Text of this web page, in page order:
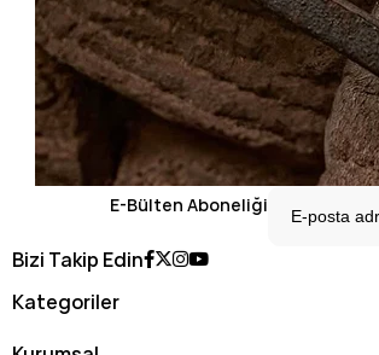
E-Bülten Aboneliği
Bizi Takip Edin
Kategoriler